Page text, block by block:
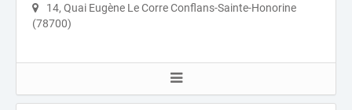
14, Quai Eugène Le Corre Conflans-Sainte-Honorine
(78700)